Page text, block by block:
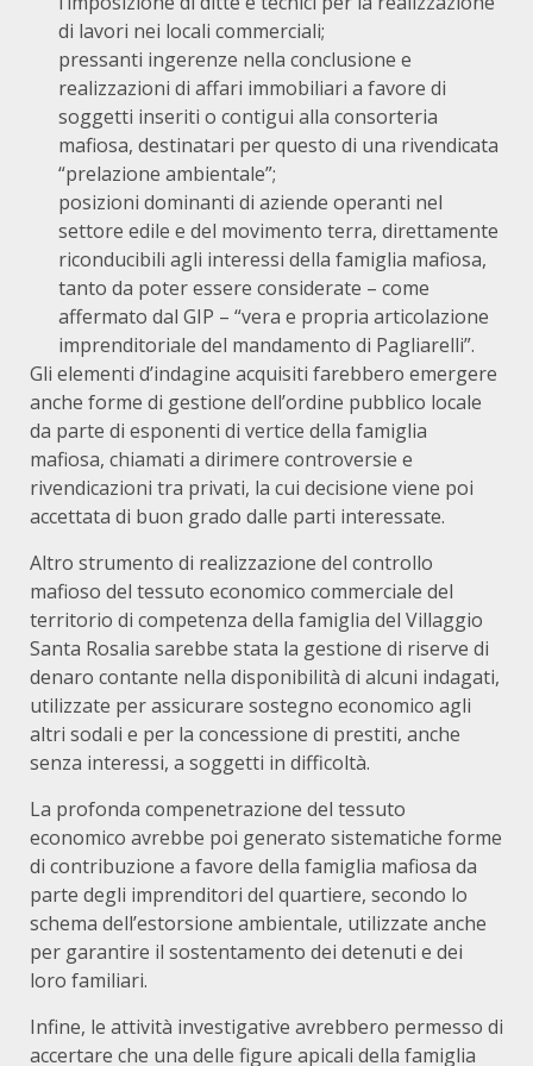
di lavori nei locali commerciali;
pressanti ingerenze nella conclusione e
realizzazioni di affari immobiliari a favore di
soggetti inseriti o contigui alla consorteria
mafiosa, destinatari per questo di una rivendicata
“prelazione ambientale”;
posizioni dominanti di aziende operanti nel
settore edile e del movimento terra, direttamente
riconducibili agli interessi della famiglia mafiosa,
tanto da poter essere considerate – come
affermato dal GIP – “vera e propria articolazione
imprenditoriale del mandamento di Pagliarelli”.
Gli elementi d’indagine acquisiti farebbero emergere
anche forme di gestione dell’ordine pubblico locale
da parte di esponenti di vertice della famiglia
mafiosa, chiamati a dirimere controversie e
rivendicazioni tra privati, la cui decisione viene poi
accettata di buon grado dalle parti interessate.
Altro strumento di realizzazione del controllo
mafioso del tessuto economico commerciale del
territorio di competenza della famiglia del Villaggio
Santa Rosalia sarebbe stata la gestione di riserve di
denaro contante nella disponibilità di alcuni indagati,
utilizzate per assicurare sostegno economico agli
altri sodali e per la concessione di prestiti, anche
senza interessi, a soggetti in difficoltà.
La profonda compenetrazione del tessuto
economico avrebbe poi generato sistematiche forme
di contribuzione a favore della famiglia mafiosa da
parte degli imprenditori del quartiere, secondo lo
schema dell’estorsione ambientale, utilizzate anche
per garantire il sostentamento dei detenuti e dei
loro familiari.
Infine, le attività investigative avrebbero permesso di
accertare che una delle figure apicali della famiglia